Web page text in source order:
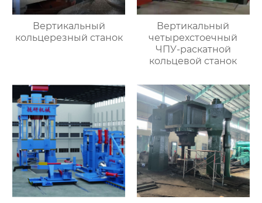
Вертикальный
кольцерезный станок
Вертикальный
четырехстоечный
ЧПУ-раскатной
кольцевой станок